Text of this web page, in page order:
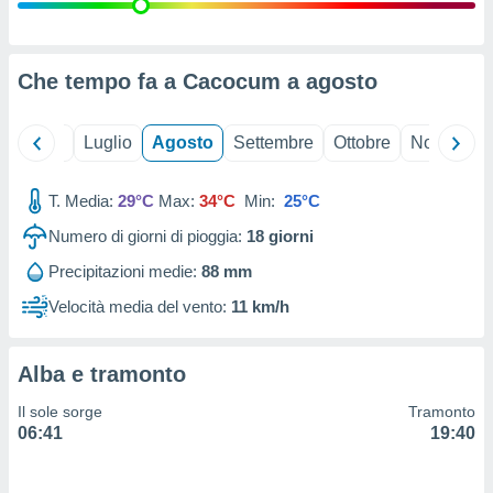
" o
sito
dei
su
e/o
la
creare
la
Che tempo fa a Cacocum a agosto
Giugno Luglio Agosto Settembre Ottobre Novembre
T. Media: 29°C Max: 34°C Min: 25°C
Numero di giorni di pioggia: 18 giorni
Precipitazioni medie: 88 mm
Velocità media del vento: 11 km/h
Alba e tramonto
Il sole sorge
06:41
Tramonto
19:40